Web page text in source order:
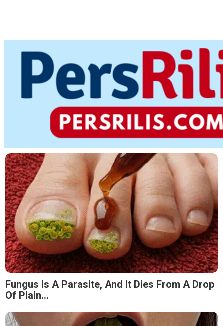
Fungus Is A Parasite, And It Dies From A Drop
Of Plain...